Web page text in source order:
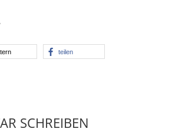
teilen
SCHREIBEN